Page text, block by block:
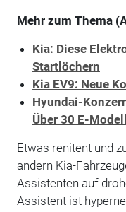
Mehr zum Thema
Kia: Diese
Startlöchern
Kia EV9: Neue
Hyundai-
Über 30 E-
Etwas renitent und
andern Kia-
Assistenten auf
Assistent ist